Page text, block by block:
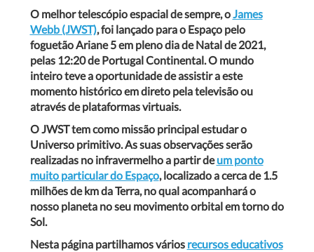
O melhor telescópio espacial de sempre, oJames
Webb (JWST), foi lançado para o Espaço pelo
foguetão Ariane 5 em pleno dia de Natal de 2021,
pelas 12:20 de Portugal Continental. O mundo
inteiro teve a oportunidade de assistir a este
momento histórico em direto pela televisão ou
através de plataformas virtuais.
O JWST tem como missão principal estudar o
Universo primitivo. As suas observações serão
realizadas no infravermelho a partir deum ponto
muito particular do Espaço, localizado a cerca de 1.5
milhões de km da Terra, no qual acompanhará o
nosso planeta no seu movimento orbital em torno do
Sol.
Nesta página partilhamos vários recursos educativos